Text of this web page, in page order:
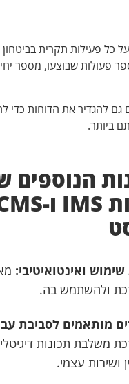
כל פעילות תקרית בביטחון
פעולות שבוצעו, מספר
גם להגדיר את הדוחות כדי
ביותר.
הנוספים
ואינטואיטיבי:
ולהשתמש בה.
מותאמים לסביבת
משלבת תכונות
ושירות עצמי.